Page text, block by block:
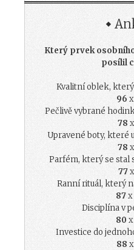
Který prvek
posílil
Kvalitní oblek,
96
Pečlivě vybrané
78
Upravené boty, které
78
Parfém, který se stal
77x
Ranní rituál, který
87x
Disciplína v
80
Investice do
88